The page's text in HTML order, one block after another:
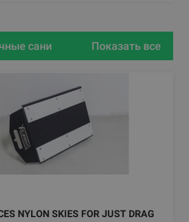
сани Показать все
NYLON SKIES FOR JUST DRAG